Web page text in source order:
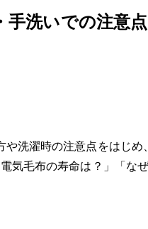
手洗いでの注意
洗濯時の注意点をはじ
気毛布の寿命は？」「